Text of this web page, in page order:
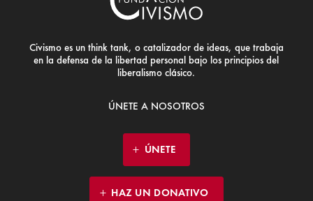
Civismo es un think tank, o catalizador de ideas, que trabaja
en la defensa de la libertad personal bajo los principios del
liberalismo clásico.
ÚNETE A NOSOTROS
ÚNETE
HAZ UN DONATIVO